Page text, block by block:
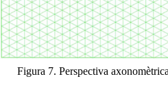
Figura 7. Perspectiva